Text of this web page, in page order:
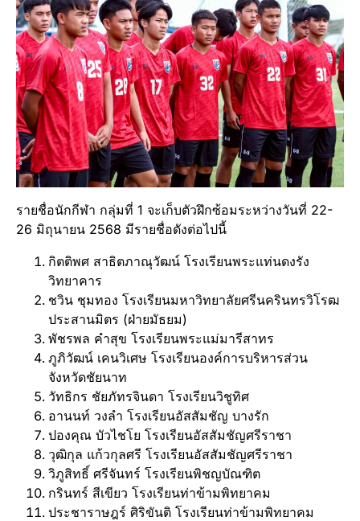
รายชื่อนักกีฬา กลุ่มที่ 1 จะเก็บตัวฝึกซ้อมระหว่างวันที่ 22-
26 มิถุนายน 2568 มีรายชื่อดังต่อไปนี้
กิตติพศ สาธิตภาณุวัฒน์ โรงเรียนพระแท่นดงรัง
วิทยาคาร
ชวิน ชุมทอง โรงเรียนมหาวิทยาลัยศรีนครินทรวิโรฒ
ประสานมิตร (ฝ่ายมัธยม)
พัชรพล คำสุข โรงเรียนพระแม่มารีสาทร
ภูภิวัฒน์ เคนวิเศษ โรงเรียนองค์การบริหารส่วน
จังหวัดชัยนาท
วัทธิกร ชัยภัทรจินดา โรงเรียนวิชูทิศ
อานนท์ วงลำ โรงเรียนอัสสัมชัญ บางรัก
ปองคุณ บัวไชโย โรงเรียนอัสสัมชัญศรีราชา
วุฒิกุล แก้วกุลศรี โรงเรียนอัสสัมชัญศรีราชา
วิภูสิทธิ์ ศรีจันทร์ โรงเรียนพิชญบัณฑิต
กรินทร์ สีเขียว โรงเรียนท่าข้ามพิทยาคม
ประชาราษฎร์ ศิริขันติ โรงเรียนท่าข้ามพิทยาคม